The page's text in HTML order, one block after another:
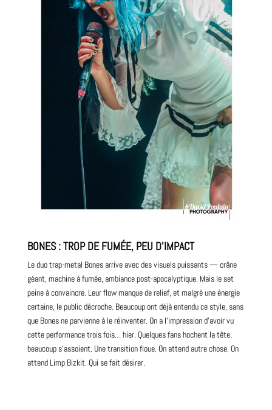
BONES : TROP DE FUMÉE, PEU D’IMPACT
Le duo trap-metal Bones arrive avec des visuels puissants — crâne
géant, machine à fumée, ambiance post-apocalyptique. Mais le set
peine à convaincre. Leur flow manque de relief, et malgré une énergie
certaine, le public décroche. Beaucoup ont déjà entendu ce style, sans
que Bones ne parvienne à le réinventer. On a l’impression d’avoir vu
cette performance trois fois… hier. Quelques fans hochent la tête,
beaucoup s’assoient. Une transition floue. On attend autre chose. On
attend Limp Bizkit. Qui se fait désirer.